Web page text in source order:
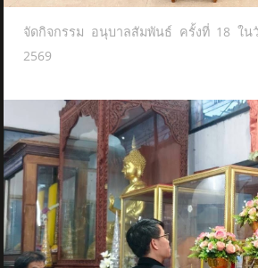
จัดกิจกรรม อนุบาลสัมพันธ์ ครั้งที่ 18 ใ
2569